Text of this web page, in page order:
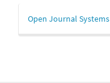
Desarrollado
por
Open Journal Systems